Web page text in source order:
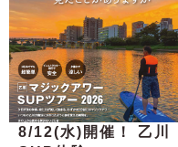
8/12(水)開催！ 乙川